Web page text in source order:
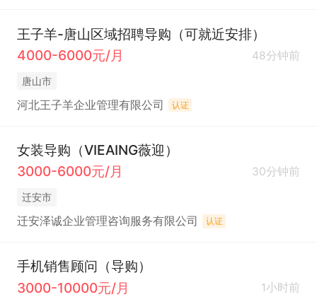
王子羊-唐山区域招聘导购（可就近安排）
4000-6000元/月
48分钟前
唐山市
河北王子羊企业管理有限公司 认证
女装导购（VIEAING薇迎）
3000-6000元/月
30分钟前
迁安市
迁安泽诚企业管理咨询服务有限公司 认证
手机销售顾问（导购）
3000-10000元/月
1小时前